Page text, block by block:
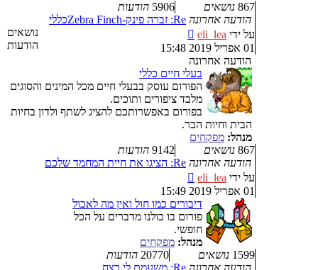
867 נושאים 5906 הודעות
הודעה אחרונה Re: זברה פינק-Zebra Finch
על ידי eli_lea
בהודעה
01 אפריל 2019 15:48
כללי
נושאים
הודעות
הודעה אחרונה
בעלי חיים כללי
הפורום עוסק בבעלי חיים מכל המינים והסוגים
מלבד ציפורים ותוכים.
בפורום באפשרותכם להציג לשתף ולדון בחיות
הבית וחיות הבר.
מנהל: מפקחים
867 נושאים 9142 הודעות
הודעה אחרונה Re: הציגו את חיית המחמד שלכם
על ידי eli_lea
בהודעה
האחרונה
01 אפריל 2019 15:49
דיבורים כמו חול ואין מה לאכול
פורום בו כולנו מדברים על הכל
חופשי.
מנהל: מפקחים
1599 נושאים 20770 הודעות
הודעה אחרונה Re: משעמם לי רצח